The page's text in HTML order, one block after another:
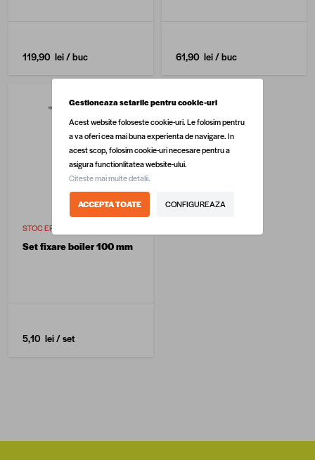
119,90 lei/ buc 61,90 lei/ buc
STOC EPUIZAT
Set fixare boiler 100 mm
5,10 lei/ set
Gestioneaza setarile pentru cookie-uri
Acest website foloseste cookie-uri. Le folosim pentru
a va oferi cea mai buna experienta de navigare. In
acest scop, folosim cookie-uri necesare pentru a
asigura functionlitatea website-ului.
Citeste mai multe detalii.
ACCEPTA TOATE CONFIGUREAZA